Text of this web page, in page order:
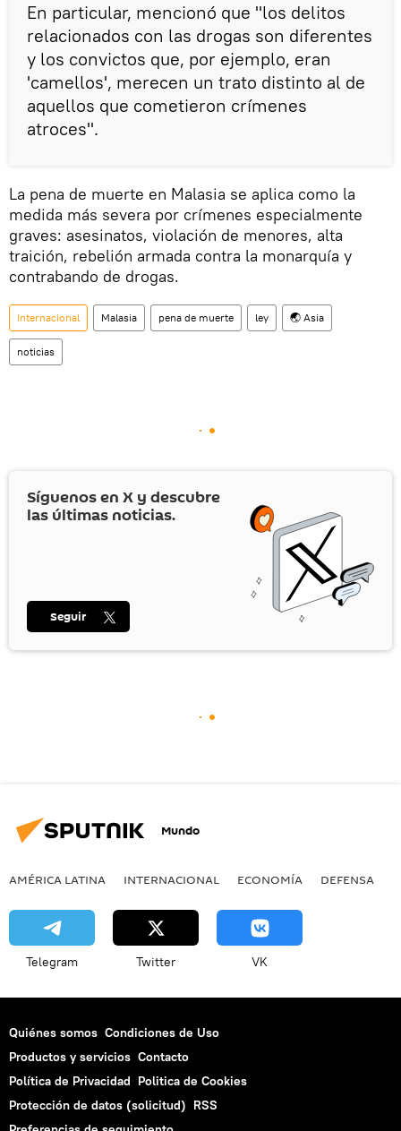
En particular, mencionó que "los delitos
relacionados con las drogas son diferentes
y los convictos que, por ejemplo, eran
'camellos', merecen un trato distinto al de
aquellos que cometieron crímenes
atroces".
La pena de muerte en Malasia se aplica como la
medida más severa por crímenes especialmente
graves: asesinatos, violación de menores, alta
traición, rebelión armada contra la monarquía y
contrabando de drogas.
Internacional Malasia pena de muerte ley 🌏 Asia
noticias
Síguenos en X y descubre
las últimas noticias.
Seguir
Mundo
AMÉRICA LATINA INTERNACIONAL ECONOMÍA DEFENSA
Telegram Twitter VK
Quiénes somos Condiciones de Uso
Productos y servicios Contacto
Política de Privacidad Politica de Cookies
Protección de datos (solicitud) RSS